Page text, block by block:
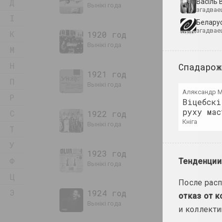
вынікі года
1920 год
вынікі года
1921 год
вынікі года
1922 год
вынікі года
1923 год
вынікі года
1924 год
вынікі года
Аляксандр
руху
кніга
После
отказ от
и